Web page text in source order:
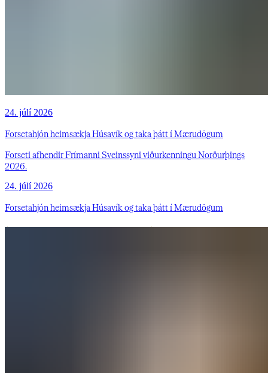
24. júlí 2026
Forsetahjón heimsækja Húsavík og taka þátt í Mærudögum
Forseti afhendir Frímanni Sveinssyni viðurkenningu Norðurþings
2026.
24. júlí 2026
Forsetahjón heimsækja Húsavík og taka þátt í Mærudögum